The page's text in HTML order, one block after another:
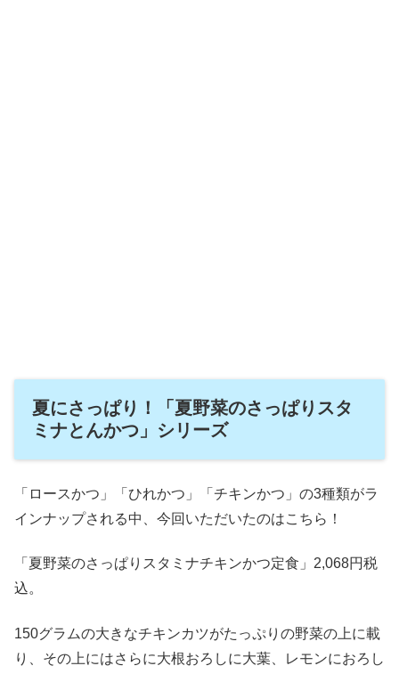
夏にさっぱり！「夏野菜のさっぱりスタ
ミナとんかつ」シリーズ
「ロースかつ」「ひれかつ」「チキンかつ」の3種類がラ
インナップされる中、今回いただいたのはこちら！
「夏野菜のさっぱりスタミナチキンかつ定食」2,068円税
込。
150グラムの大きなチキンカツがたっぷりの野菜の上に載
り、その上にはさらに大根おろしに大葉、レモンにおろし